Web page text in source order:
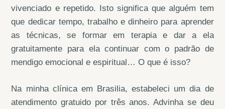
vivenciado e repetido. Isto significa que alguém tem
que dedicar tempo, trabalho e dinheiro para aprender
as técnicas, se formar em terapia e dar a ela
gratuitamente para ela continuar com o padrão de
mendigo emocional e espiritual… O que é isso?
Na minha clínica em Brasilia, estabeleci um dia de
atendimento gratuido por três anos. Advinha se deu